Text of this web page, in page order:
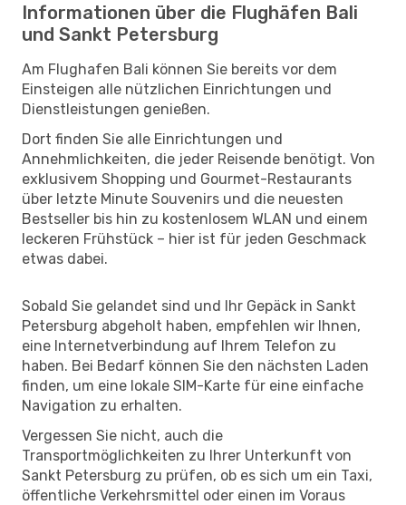
Informationen über die Flughäfen Bali
und Sankt Petersburg
Am Flughafen Bali können Sie bereits vor dem
Einsteigen alle nützlichen Einrichtungen und
Dienstleistungen genießen.
Dort finden Sie alle Einrichtungen und
Annehmlichkeiten, die jeder Reisende benötigt. Von
exklusivem Shopping und Gourmet-Restaurants
über letzte Minute Souvenirs und die neuesten
Bestseller bis hin zu kostenlosem WLAN und einem
leckeren Frühstück – hier ist für jeden Geschmack
etwas dabei.
Sobald Sie gelandet sind und Ihr Gepäck in Sankt
Petersburg abgeholt haben, empfehlen wir Ihnen,
eine Internetverbindung auf Ihrem Telefon zu
haben. Bei Bedarf können Sie den nächsten Laden
finden, um eine lokale SIM-Karte für eine einfache
Navigation zu erhalten.
Vergessen Sie nicht, auch die
Transportmöglichkeiten zu Ihrer Unterkunft von
Sankt Petersburg zu prüfen, ob es sich um ein Taxi,
öffentliche Verkehrsmittel oder einen im Voraus